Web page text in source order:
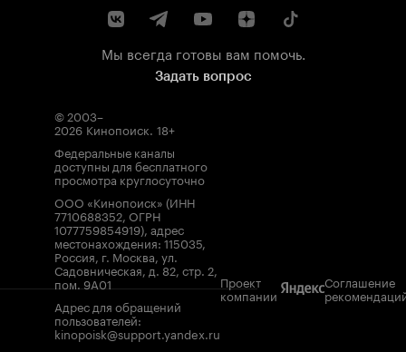
Мы всегда готовы вам помочь.
Задать вопрос
© 2003–
2026 Кинопоиск. 18+
Федеральные каналы
доступны для бесплатного
просмотра круглосуточно
ООО «Кинопоиск» (ИНН
7710688352, ОГРН
1077759854919), адрес
местонахождения: 115035,
Россия, г. Москва, ул.
Садовническая, д. 82, стр. 2,
пом. 9А01
Адрес для обращений
пользователей:
kinopoisk@support.yandex.ru
Проект
компании
Соглашение